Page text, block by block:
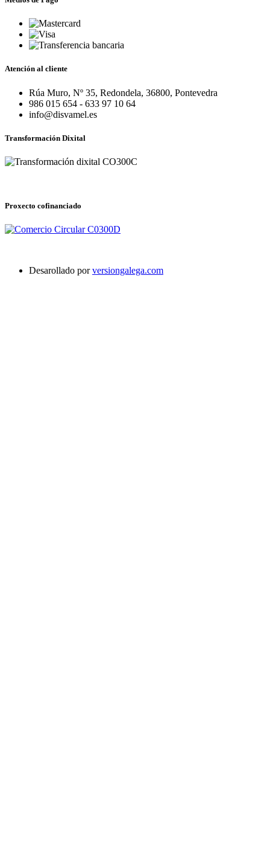
Atención al cliente
Rúa Muro, Nº 35, Redondela, 36800, Pontevedra
986 015 654 - 633 97 10 64
info@disvamel.es
Transformación Dixital
Proxecto cofinanciado
Desarollado porversiongalega.com